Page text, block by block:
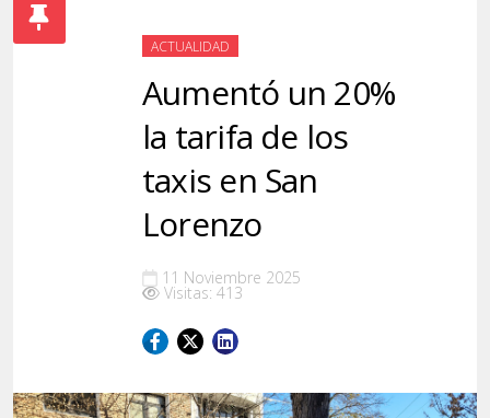
ACTUALIDAD
Aumentó un 20%
la tarifa de los
taxis en San
Lorenzo
11 Noviembre 2025
Visitas: 413